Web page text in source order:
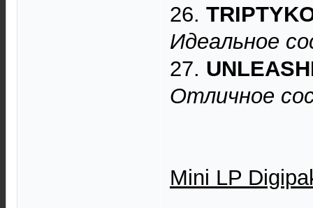
26.
Идеальное
27.
Отличное
Mini LP